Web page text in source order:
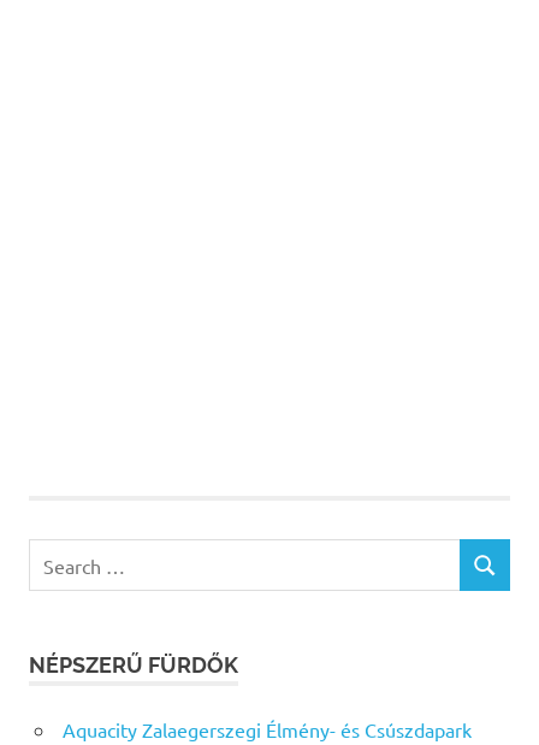
for:
SEARCH
NÉPSZERŰ FÜRDŐK
Aquacity Zalaegerszegi Élmény- és Csúszdapark